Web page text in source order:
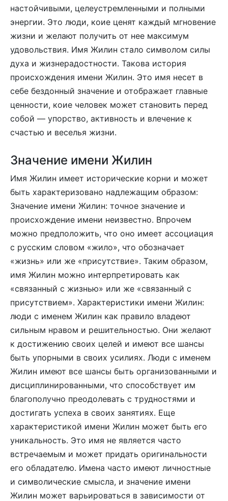
настойчивыми, целеустремленными и полными
энергии. Это люди, коие ценят каждый мгновение
жизни и желают получить от нее максимум
удовольствия. Имя Жилин стало символом силы
духа и жизнерадостности. Такова история
происхождения имени Жилин. Это имя несет в
себе бездонный значение и отображает главные
ценности, коие человек может становить перед
собой — упорство, активность и влечение к
счастью и веселья жизни.
Значение имени Жилин
Имя Жилин имеет исторические корни и может
быть характеризовано надлежащим образом:
Значение имени Жилин: точное значение и
происхождение имени неизвестно. Впрочем
можно предположить, что оно имеет ассоциация
с русским словом «жило», что обозначает
«жизнь» или же «присутствие». Таким образом,
имя Жилин можно интерпретировать как
«связанный с жизнью» или же «связанный с
присутствием». Характеристики имени Жилин:
люди с именем Жилин как правило владеют
сильным нравом и решительностью. Они желают
к достижению своих целей и имеют все шансы
быть упорными в своих усилиях. Люди с именем
Жилин имеют все шансы быть организованными и
дисциплинированными, что способствует им
благополучно преодолевать с трудностями и
достигать успеха в своих занятиях. Еще
характеристикой имени Жилин может быть его
уникальность. Это имя не является часто
встречаемым и может придать оригинальности
его обладателю. Имена часто имеют личностные
и символические смысла, и значение имени
Жилин может варьироваться в зависимости от